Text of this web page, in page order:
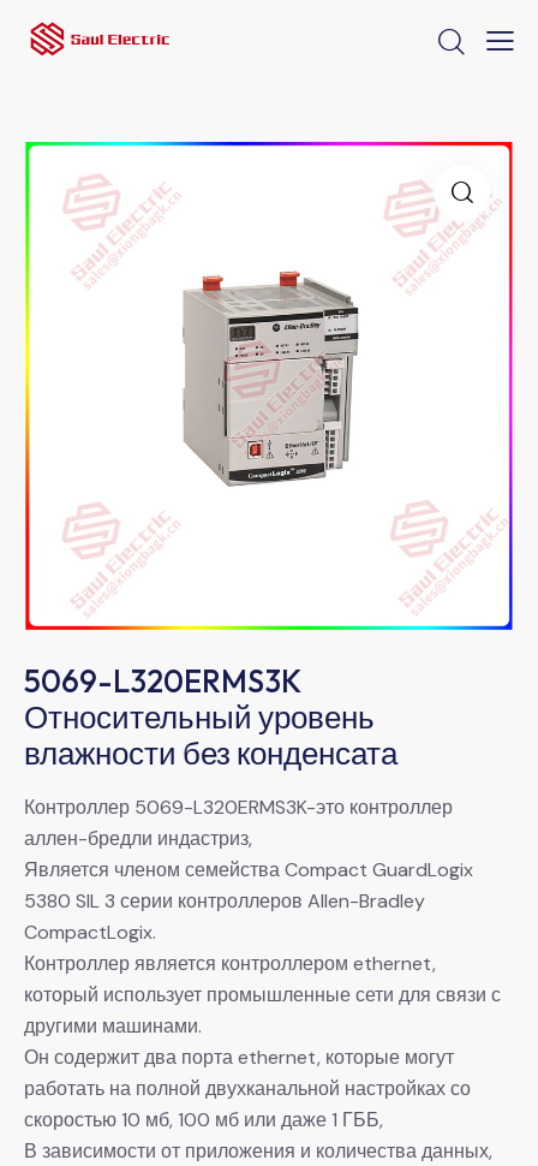
5069-L320ERMS3K
Относительный уровень
влажности без конденсата
Контроллер 5069-L320ERMS3K-это контроллер
аллен-бредли индастриз,
Является членом семейства Compact GuardLogix
5380 SIL 3 серии контроллеров Allen-Bradley
CompactLogix.
Контроллер является контроллером ethernet,
который использует промышленные сети для связи с
другими машинами.
Он содержит два порта ethernet, которые могут
работать на полной двухканальной настройках со
скоростью 10 мб, 100 мб или даже 1 ГББ,
В зависимости от приложения и количества данных,